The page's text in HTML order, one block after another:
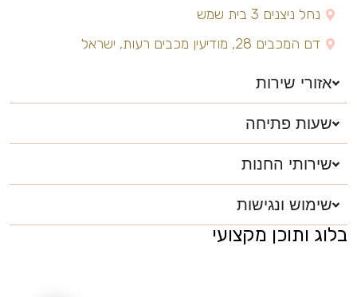
נחל ניצנים 3 בית שמש
דם המכבים 28, מודיעין מכבים רעות, ישראל
אזורי שירות
שעות פתיחה
שירותי החנות
שימוש ונגישות
בלוג ותוכן מקצועי